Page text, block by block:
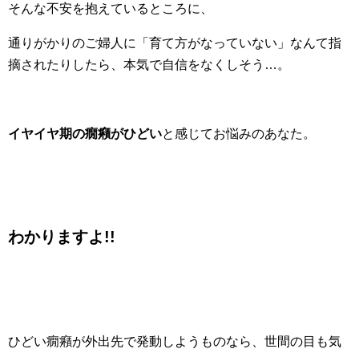
そんな不安を抱えているところに、
通りがかりのご婦人に「育て方がなっていない」なんて指
摘されたりしたら、本気で自信をなくしそう…。
イヤイヤ期の癇癪がひどいと感じてお悩みのあなた。
わかりますよ!!
ひどい癇癪が外出先で発動しようものなら、世間の目も気